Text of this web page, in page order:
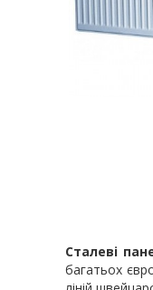
Сталеві
багатьох